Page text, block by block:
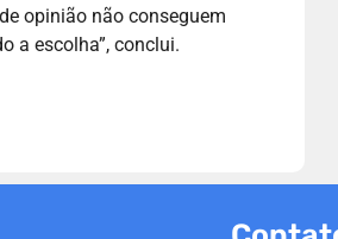
opinião não conseguem
a escolha”, conclui.